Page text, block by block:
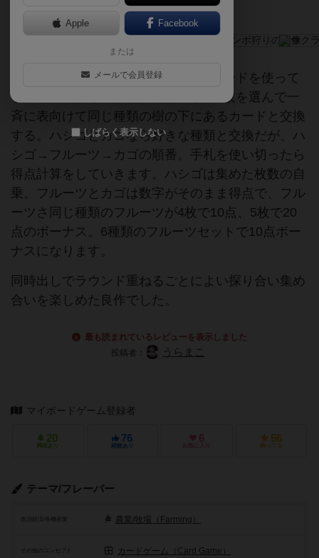
6種類のフルーツ、ハシゴ、カゴのカードを使って
サクランボ狩り。配られた手札から1枚を選んで一
斉に表向けて同じ種類の樹の下にあるカードと交換
する。ハシゴとカゴなら好きな種類と交換だが、ハ
シゴ→フルーツ→カゴの順番。手札を使い切ったら
得点計算をしていきます。ハシゴは集めた枚数の自
乗。フルーツとカゴは数字がそのまま得点で、フル
ーツさ同じ種類のフルーツが4枚で10点、5枚で20
点のボーナス。6種類のフルーツセットで10点ボー
ナスになります。
同時出しでラウンド重ねるごとによい探り合い集め
合いを楽しめた良作でした。
最も読まれているレビューを表示しました
投稿者：
うらまこ
マイボードゲーム登録者
20
興味あり
76
経験あり
6
お気に入り
56
持ってる
テーマ/フレーバー
政治経済/各種産業 農業/牧場（Farming）
その他のコンセプト カードゲーム（Card Game）
Apple Facebook
または
メールで会員登録
しばらく表示しない